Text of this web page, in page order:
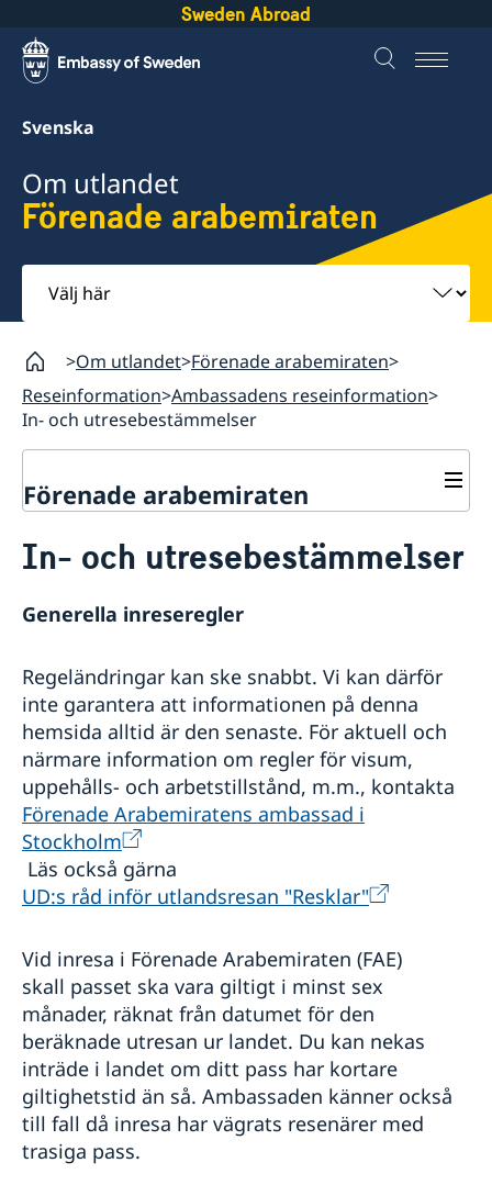
Sweden Abroad
Svenska
Om utlandet
Förenade arabemiraten
Välj
här
Om utlandet Förenade arabemiraten
Reseinformation Ambassadens reseinformation
In- och utresebestämmelser
Förenade arabemiraten
Hjälp till svenskar i Förenade
Rösta i Förenade arabemiraten
Ekonomiskt nödställd
Om du blir sjuk eller råkar ut för en olycka
Juridisk hjälp i utlandet
Larmcentraler
Pass utomlands
Ansökan om pass för vuxna
Förlust av pass
Ansökan om pass för barn under 18 år
Provisoriskt pass
Nationellt id-kort
Samordningsnummer
Namnändring
Utlämning av pass och nationellt id-kort
Hjälp kring medborgarskap
Om svenskt medborgarskap
Gifta sig utomlands
Avgifter
Levnadsintyg
Legaliseringar
Advokatlistan
Reseinformation
Aktuella händelser
Allmänna säkerhetsläget
Terrorism
Naturförhållanden och katastrofer
In- och utresebestämmelser
Hälso- och sjukvård
Lokala lagar och sedvänjor
Kriminalitet och personlig säkerhet
Trafiksäkerhet
Resa i landet
Service för svenska företag
Handel med utlandet
Anmäla handelshinder
Utvecklingssamarbete
In- och utresebestämmelser
Generella inreseregler
Regeländringar kan ske snabbt. Vi kan därför
inte garantera att informationen på denna
hemsida alltid är den senaste. För aktuell och
närmare information om regler för visum,
uppehålls- och arbetstillstånd, m.m., kontakta
Förenade Arabemiratens ambassad i
Stockholm
Läs också gärna
UD:s råd inför utlandsresan "Resklar"
Vid inresa i Förenade Arabemiraten (FAE)
skall passet ska vara giltigt i minst sex
månader, räknat från datumet för den
beräknade utresan ur landet. Du kan nekas
inträde i landet om ditt pass har kortare
giltighetstid än så. Ambassaden känner också
till fall då inresa har vägrats resenärer med
trasiga pass.